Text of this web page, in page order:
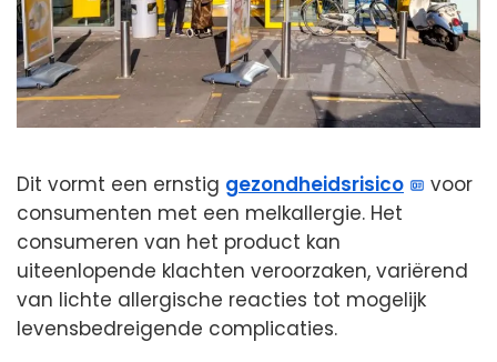
Dit vormt een ernstig gezondheidsrisico
voor
consumenten met een melkallergie. Het
consumeren van het product kan
uiteenlopende klachten veroorzaken, variërend
van lichte allergische reacties tot mogelijk
levensbedreigende complicaties.